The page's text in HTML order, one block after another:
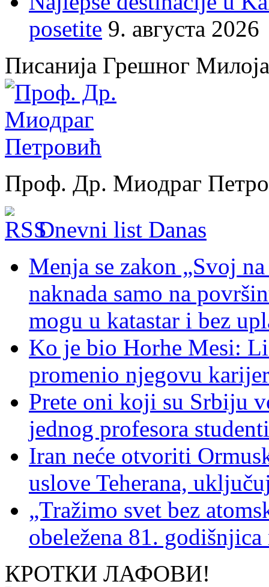
posetite 9. августа 2026
Писанија Грешног Милоја
Проф. Др. Миодраг
Dnevni list Danas
Menja se zakon „Svoj
naknada samo na
mogu u katastar i bez
Ko je bio Horhe Mesi:
promenio njegovu
Prete oni koji su Srbiju
jednog profesora
Iran neće otvoriti
uslove Teherana,
„Tražimo svet bez
obeležena 81. godišnjica
КРОТКИ ЛАФОВИ!